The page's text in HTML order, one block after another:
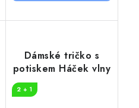
Dámské tričko s
potiskem Háček vlny
2 + 1